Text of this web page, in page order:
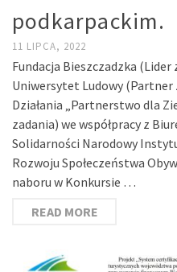
podkarpackim.
11 LIPCA, 2022
Fundacja Bieszczadzka
Uniwersytet Ludowy (Partner
Działania „Partnerstwo dla
zadania) we współpracy z
Solidarności Narodowy
Rozwoju Społeczeństwa
naboru w Konkursie …
READ MORE